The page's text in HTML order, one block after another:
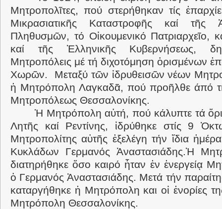
Μητροπολῖτες, πού στερήθηκαν τίς
Μικρασιατικῆς Καταστροφῆς καί τῆς
Πληθυσμῶν, τό Οἰκουμενικό Πατριαρχεῖο,
καί τῆς Ἑλληνικῆς Κυβερνήσεως,
Μητροπόλεις μέ τή διχοτόμηση ὁρισμένων
Χωρῶν. Μεταξύ τῶν ἱδρυθεισῶν νέων
ἡ Μητρόπολη Λαγκαδᾶ, πού προῆλθε άπό
Μητροπόλεως Θεσσαλονίκης.
Ἡ Μητρόπολη αὐτή, πού κάλυπτε τά
Λητῆς καί Ρεντίνης, ἱδρύθηκε στίς 9
Μητροπολίτης αὐτῆς ἐξελέγη τήν ἴδια
Κυκλάδων Γερμανός Ἀναστασιάδης.Ἡ
διατηρήθηκε ὅσο καιρό ἦταν ἐν ἐνεργείᾳ
ὁ Γερμανός Ἀναστασιάδης. Μετά τήν
καταργήθηκε ἡ Μητρόπολη και οἱ ἐνορίες
Μητρόπολη Θεσσαλονίκης.